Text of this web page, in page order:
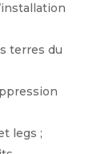
terres du
legs ;